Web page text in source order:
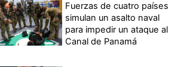
Fuerzas de cuatro países
simulan un asalto naval
para impedir un ataque al
Canal de Panamá